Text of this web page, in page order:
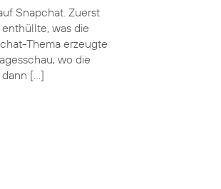
Snapchat. Zuerst
was die
Thema erzeugte
wo die
dann […]